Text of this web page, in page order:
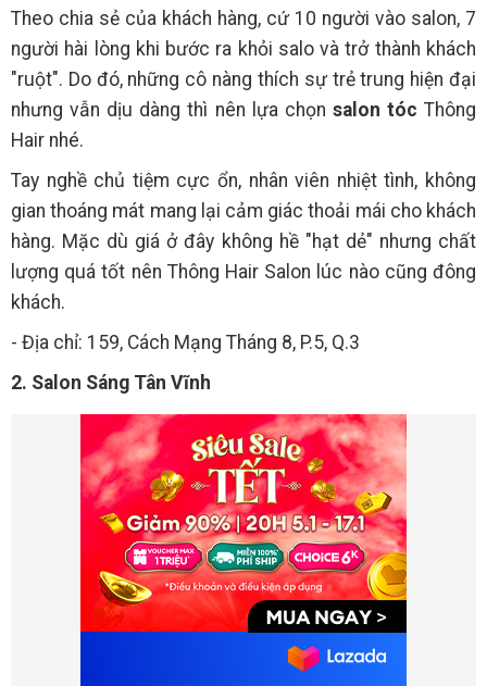
Theo chia sẻ của khách hàng, cứ 10 người vào salon, 7
người hài lòng khi bước ra khỏi salo và trở thành khách
"ruột". Do đó, những cô nàng thích sự trẻ trung hiện đại
nhưng vẫn dịu dàng thì nên lựa chọn salon tóc Thông
Hair nhé.
Tay nghề chủ tiệm cực ổn, nhân viên nhiệt tình, không
gian thoáng mát mang lại cảm giác thoải mái cho khách
hàng. Mặc dù giá ở đây không hề "hạt dẻ" nhưng chất
lượng quá tốt nên Thông Hair Salon lúc nào cũng đông
khách.
- Địa chỉ: 159, Cách Mạng Tháng 8, P.5, Q.3
2. Salon Sáng Tân Vĩnh